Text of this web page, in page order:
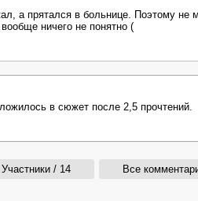
а прятался в больнице. Поэтому не
ничего не понятно (
в сюжет после 2,5 прочтений.
Участники / 14 Все